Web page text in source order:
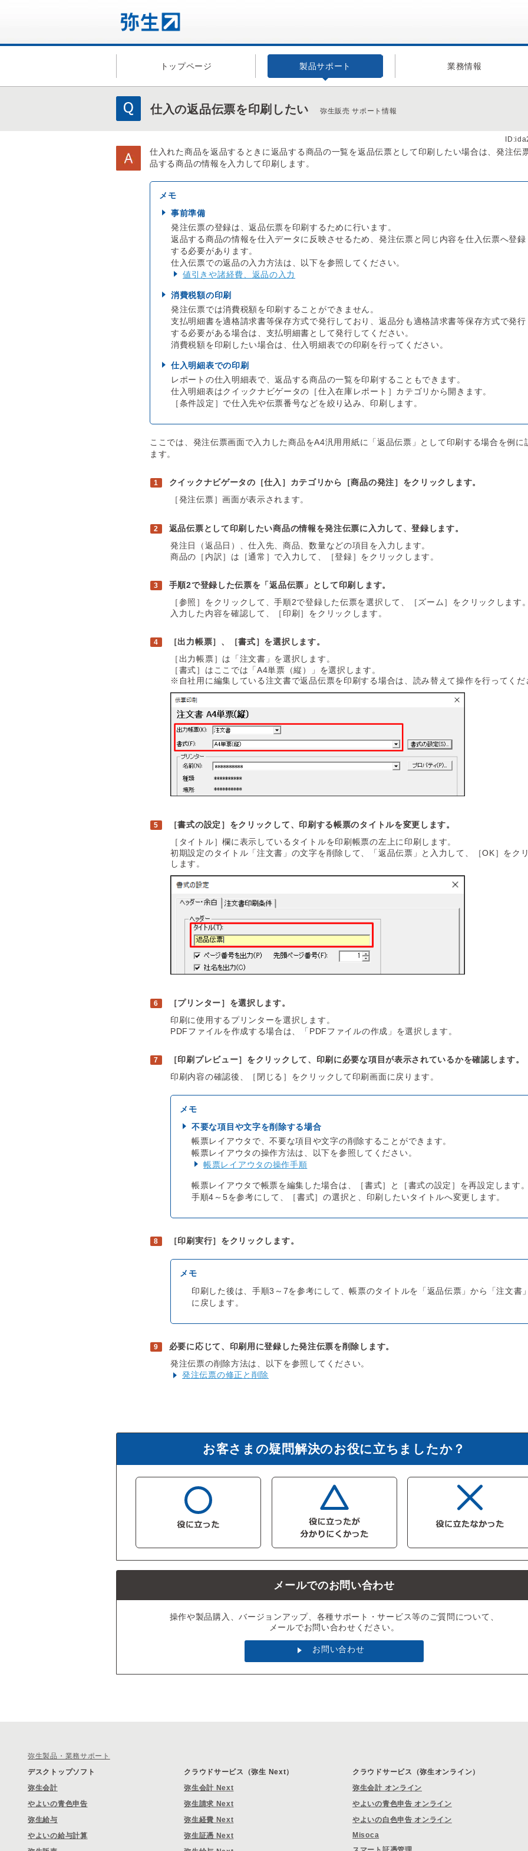
トップページ 製品サポート 業務情報
仕入の返品伝票を印刷したい 弥生販売 サポート情報
仕入れた商品を返品するときに返品する商品の一覧を返品伝票として印刷したい場合は、発注伝
品する商品の情報を入力して印刷します。
事前準備
発注伝票の登録は、返品伝票を印刷するために行います。
返品する商品の情報を仕入データに反映させるため、発注伝票と同じ内容を仕入伝票へ登録
する必要があります。
仕入伝票での返品の入力方法は、以下を参照してください。
値引きや諸経費、返品の入力
消費税額の印刷
発注伝票では消費税額を印刷することができません。
支払明細書を適格請求書等保存方式で発行しており、返品分も適格請求書等保存方式で発行
する必要がある場合は、支払明細書として発行してください。
消費税額を印刷したい場合は、仕入明細表での印刷を行ってください。
仕入明細表での印刷
レポートの仕入明細表で、返品する商品の一覧を印刷することもできます。
仕入明細表はクイックナビゲータの［仕入在庫レポート］カテゴリから開きます。
［条件設定］で仕入先や伝票番号などを絞り込み、印刷します。
ここでは、発注伝票画面で入力した商品をA4汎用用紙に「返品伝票」として印刷する場合を例に
ます。
クイックナビゲータの［仕入］カテゴリから［商品の発注］をクリックします。
［発注伝票］画面が表示されます。
返品伝票として印刷したい商品の情報を発注伝票に入力して、登録します。
発注日（返品日）、仕入先、商品、数量などの項目を入力します。
商品の［内訳］は［通常］で入力して、［登録］をクリックします。
手順2で登録した伝票を「返品伝票」として印刷します。
［参照］をクリックして、手順2で登録した伝票を選択して、［ズーム］をクリックします
入力した内容を確認して、［印刷］をクリックします。
［出力帳票］、［書式］を選択します。
［出力帳票］は「注文書」を選択します。
［書式］はここでは「A4単票（縦）」を選択します。
※自社用に編集している注文書で返品伝票を印刷する場合は、読み替えて操作を行ってくだ
［書式の設定］をクリックして、印刷する帳票のタイトルを変更します。
［タイトル］欄に表示しているタイトルを印刷帳票の左上に印刷します。
初期設定のタイトル「注文書」の文字を削除して、「返品伝票」と入力して、［OK］をク
します。
［プリンター］を選択します。
印刷に使用するプリンターを選択します。
PDFファイルを作成する場合は、「PDFファイルの作成」を選択します。
［印刷プレビュー］をクリックして、印刷に必要な項目が表示されているかを確認します。
印刷内容の確認後、［閉じる］をクリックして印刷画面に戻ります。
不要な項目や文字を削除する場合
帳票レイアウタで、不要な項目や文字の削除することができます。
帳票レイアウタの操作方法は、以下を参照してください。
帳票レイアウタの操作手順
帳票レイアウタで帳票を編集した場合は、［書式］と［書式の設定］を再設定します
手順4～5を参考にして、［書式］の選択と、印刷したいタイトルへ変更します。
［印刷実行］をクリックします。
印刷した後は、手順3～7を参考にして、帳票のタイトルを「返品伝票」から「注文書
に戻します。
必要に応じて、印刷用に登録した発注伝票を削除します。
発注伝票の削除方法は、以下を参照してください。
発注伝票の修正と削除
お客さまの疑問解決のお役に立ちましたか？
メールでのお問い合わせ
操作や製品購入、バージョンアップ、各種サポート・サービス等のご質問について、
メールでお問い合わせください。
お問い合わせ
弥生製品・業務サポート
デスクトップソフト
弥生会計
やよいの青色申告
弥生給与
やよいの給与計算
クラウドサービス（弥生 Next）
弥生会計 Next
弥生請求 Next
弥生経費 Next
弥生証憑 Next
クラウドサービス（弥生オンライン）
弥生会計 オンライン
やよいの青色申告 オンライン
やよいの白色申告 オンライン
Misoca